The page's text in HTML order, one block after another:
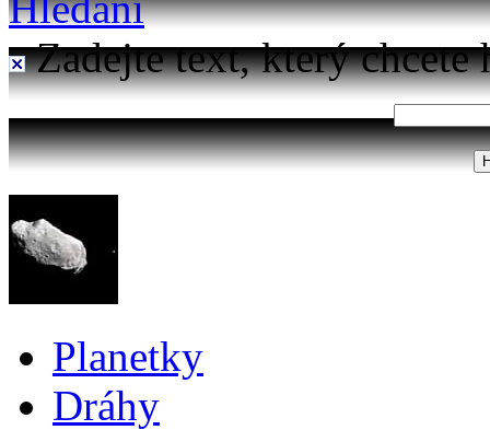
Zadejte text, který chcete
Planetky
Dráhy